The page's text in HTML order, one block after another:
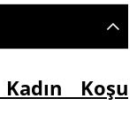
Koşu